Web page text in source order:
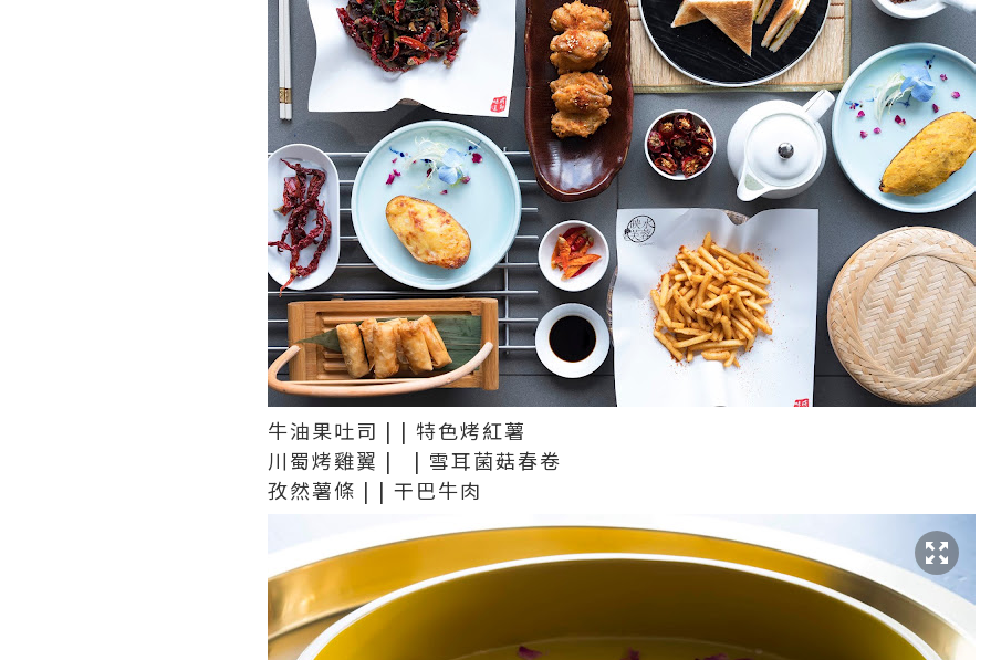
牛油果吐司 | | 特色烤紅薯
川蜀烤雞翼 | | 雪耳菌菇春卷
孜然薯條 | | 干巴牛肉